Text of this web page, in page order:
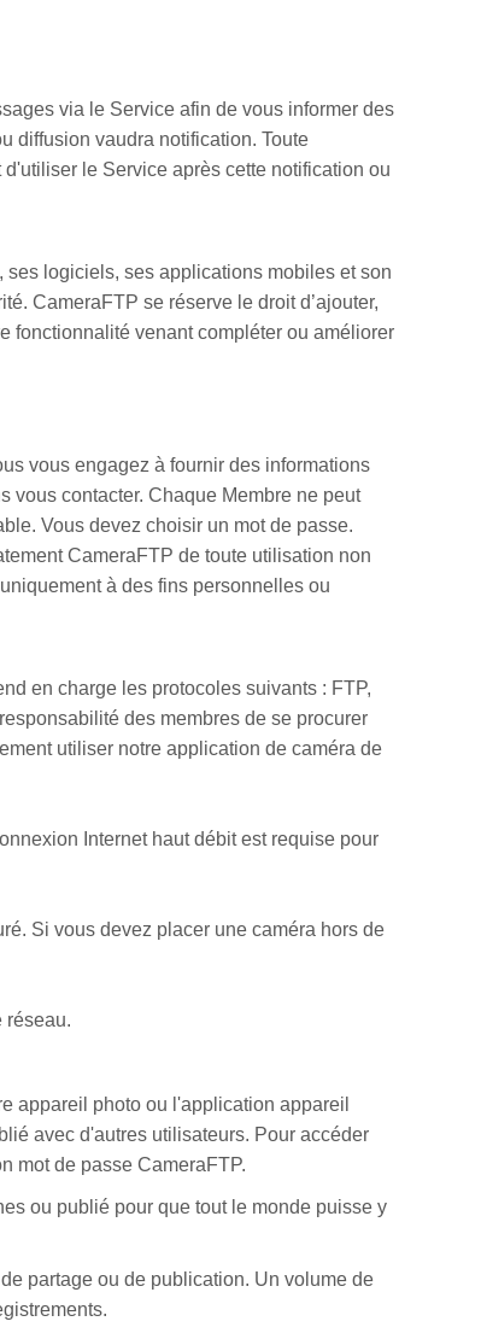
via le Service afin de vous informer des
diffusion vaudra notification. Toute
le Service après cette notification ou
logiciels, ses applications mobiles et son
CameraFTP se réserve le droit d’ajouter,
fonctionnalité venant compléter ou améliorer
vous engagez à fournir des informations
vous contacter. Chaque Membre ne peut
Vous devez choisir un mot de passe.
CameraFTP de toute utilisation non
à des fins personnelles ou
en charge les protocoles suivants : FTP,
des membres de se procurer
utiliser notre application de caméra de
Internet haut débit est requise pour
Si vous devez placer une caméra hors de
réseau.
appareil photo ou l'application appareil
avec d'autres utilisateurs. Pour accéder
mot de passe CameraFTP.
ou publié pour que tout le monde puisse y
partage ou de publication. Un volume de